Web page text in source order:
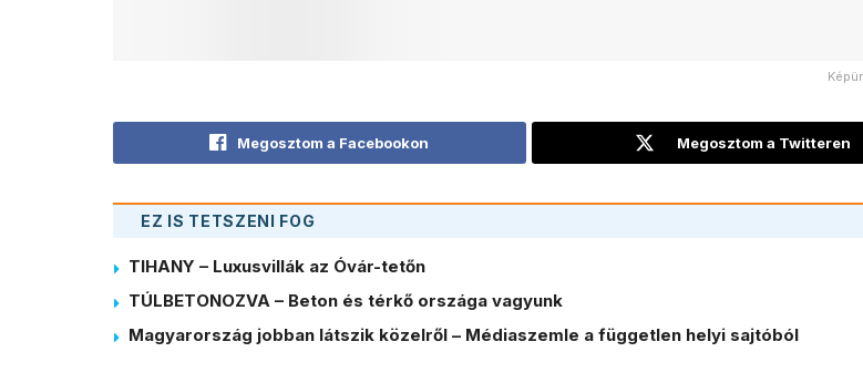
Megosztom a Facebookon Megosztom a Twitteren
EZ IS TETSZENI FOG
TIHANY – Luxusvillák az Óvár-tetőn
TÚLBETONOZVA – Beton és térkő országa vagyunk
Magyarország jobban látszik közelről – Médiaszemle a független helyi sajtóból